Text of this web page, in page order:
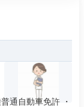
通自動車免許 ・